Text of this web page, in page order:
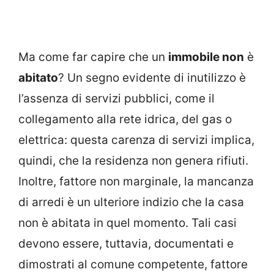
Ma come far capire che un immobile non è
abitato? Un segno evidente di inutilizzo è
l’assenza di servizi pubblici, come il
collegamento alla rete idrica, del gas o
elettrica: questa carenza di servizi implica,
quindi, che la residenza non genera rifiuti.
Inoltre, fattore non marginale, la mancanza
di arredi è un ulteriore indizio che la casa
non è abitata in quel momento. Tali casi
devono essere, tuttavia, documentati e
dimostrati al comune competente, fattore